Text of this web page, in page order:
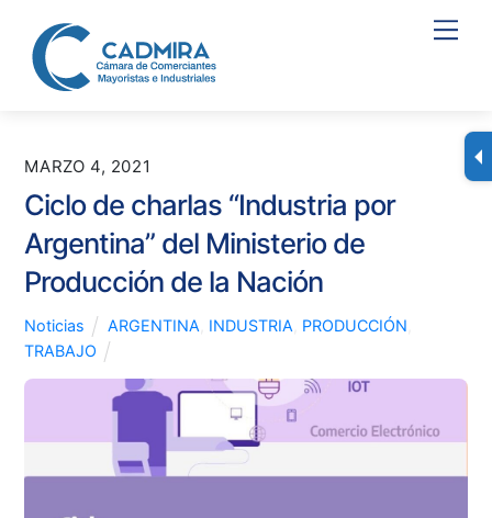
content
MARZO 4, 2021
Ciclo de charlas “Industria por
Argentina” del Ministerio de
Producción de la Nación
Noticias ARGENTINA INDUSTRIA PRODUCCIÓN
TRABAJO